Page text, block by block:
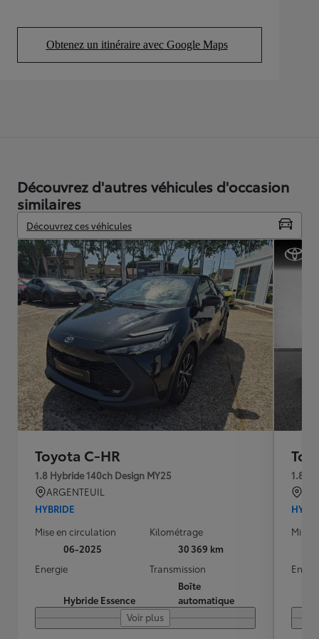
Obtenez un itinéraire avec Google Maps
(Opens in new tab)
Découvrez d'autres véhicules d'occasion
similaires
Découvrez ces véhicules
Toyota C-HR
1.8 Hybride 140ch Design MY25
ARGENTEUIL
HYBRIDE
Mise en circulation
06-2025
Kilométrage
30 369 km
Energie
Hybride Essence
Transmission
Boîte
automatique
Voir plus
1.8
Mise